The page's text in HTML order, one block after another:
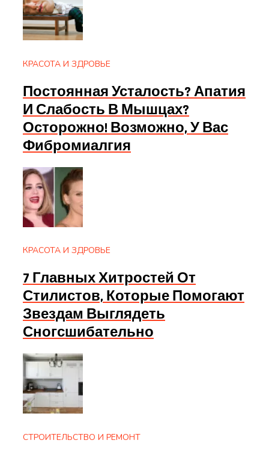
КРАСОТА И ЗДРОВЬЕ
Постоянная Усталость? Апатия
И Слабость В Мышцах?
Осторожно! Возможно, У Вас
Фибромиалгия
КРАСОТА И ЗДРОВЬЕ
7 Главных Хитростей От
Стилистов, Которые Помогают
Звездам Выглядеть
Сногсшибательно
СТРОИТЕЛЬСТВО И РЕМОНТ